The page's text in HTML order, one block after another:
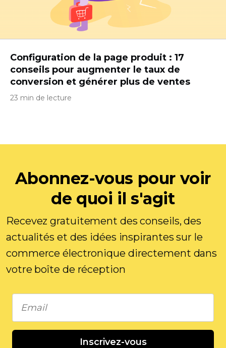
Configuration de la page produit : 17
conseils pour augmenter le taux de
conversion et générer plus de ventes
23 min de lecture
Abonnez-vous pour voir
de quoi il s'agit
Recevez gratuitement des conseils, des
actualités et des idées inspirantes sur le
commerce électronique directement dans
votre boîte de réception
Inscrivez-vous